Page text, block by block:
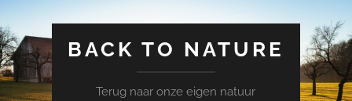
BACK TO NATURE
Terug naar onze eigen natuur